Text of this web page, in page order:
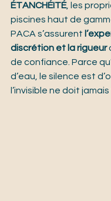
ÉTANCHÉITÉ, les
piscines haut de
PACA s’assurent
discrétion et la rigueur
de confiance. Parce
d’eau, le silence est
l’invisible ne doit jamais